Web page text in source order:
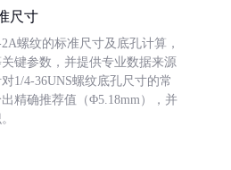
尺寸
螺纹的标准尺寸及底孔计算，
键参数，并提供专业数据来源
1/4-36UNS螺纹底孔尺寸的常
精确推荐值（Φ5.18mm），并